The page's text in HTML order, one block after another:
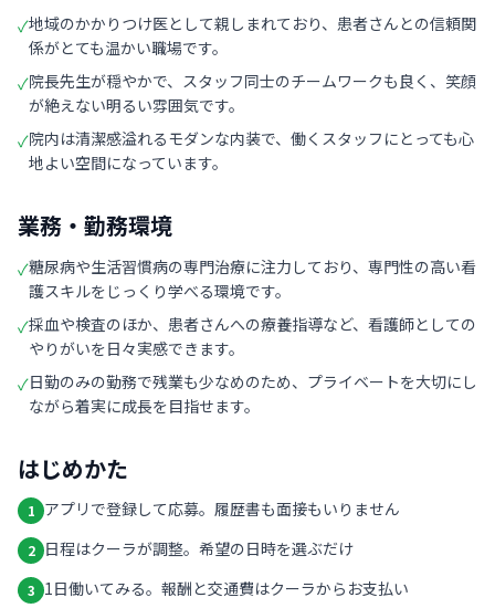
✓地域のかかりつけ医として親しまれており、患者さんとの信頼関
係がとても温かい職場です。
✓院長先生が穏やかで、スタッフ同士のチームワークも良く、笑顔
が絶えない明るい雰囲気です。
✓院内は清潔感溢れるモダンな内装で、働くスタッフにとっても心
地よい空間になっています。
業務・勤務環境
✓糖尿病や生活習慣病の専門治療に注力しており、専門性の高い看
護スキルをじっくり学べる環境です。
✓採血や検査のほか、患者さんへの療養指導など、看護師としての
やりがいを日々実感できます。
✓日勤のみの勤務で残業も少なめのため、プライベートを大切にし
ながら着実に成長を目指せます。
はじめかた
1 アプリで登録して応募。履歴書も面接もいりません
2 日程はクーラが調整。希望の日時を選ぶだけ
3 1日働いてみる。報酬と交通費はクーラからお支払い